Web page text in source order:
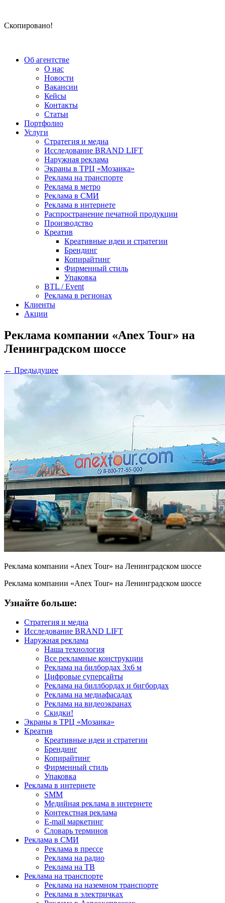
Скопировано!
Об агентстве
О нас
Новости
Вакансии
Кейсы
Контакты
Статьи
Портфолио
Услуги
Стратегия и медиа
Исследование BRAND LIFT
Наружная реклама
Экраны в ТРЦ «Мозаика»
Реклама на транспорте
Реклама в метро
Реклама в СМИ
Реклама в интернете
Распространение печатной продукции
Производство
Креатив
Креативные идеи и стратегии
Брендинг
Копирайтинг
Фирменный стиль
Упаковка
BTL / Event
Реклама в регионах
Клиенты
Акции
Реклама компании «Anex Tour» на
Ленинградском шоссе
← Предыдущее
Реклама компании «Anex Tour» на Ленинградском шоссе
Реклама компании «Anex Tour» на Ленинградском шоссе
Узнайте больше:
Стратегия и медиа
Исследование BRAND LIFT
Наружная реклама
Наша технология
Все рекламные конструкции
Реклама на билбордах 3х6 м
Цифровые суперсайты
Реклама на биллбордах и бигбордах
Реклама на медиафасадах
Реклама на видеоэкранах
Скидки!
Экраны в ТРЦ «Мозаика»
Креатив
Креативные идеи и стратегии
Брендинг
Копирайтинг
Фирменный стиль
Упаковка
Реклама в интернете
SMM
Медийная реклама в интернете
Контекстная реклама
E-mail маркетинг
Словарь терминов
Реклама в СМИ
Реклама в прессе
Реклама на радио
Реклама на ТВ
Реклама на транспорте
Реклама на наземном транспорте
Реклама в электричках